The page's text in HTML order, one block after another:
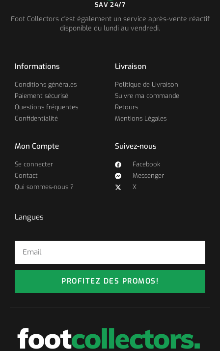
SAV 24/7
Foot Collectors c'est également un service après-vente réactif
disponible du lundi au vendredi.
Informations
Conditions générales
Paiement sécurisé
Questions fréquentes
Confidentialité
Livraison
Politique de Livraison
Suivre ma commande
Retours
Mentions Légales
Mon Compte
Se connecter
Contact
Qui sommes-nous ?
Suivez-nous
Facebook
Messenger
X
Langues
PROFITEZ DES PROMOS!